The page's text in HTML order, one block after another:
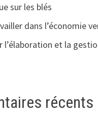
sur les blés
dans l’économie
l’élaboration et la
récents